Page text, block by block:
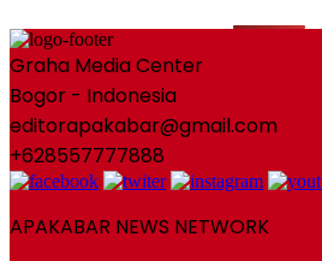
Graha Media Center
Bogor - Indonesia
editorapakabar@gmail.com
+628557777888
APAKABAR NEWS NETWORK